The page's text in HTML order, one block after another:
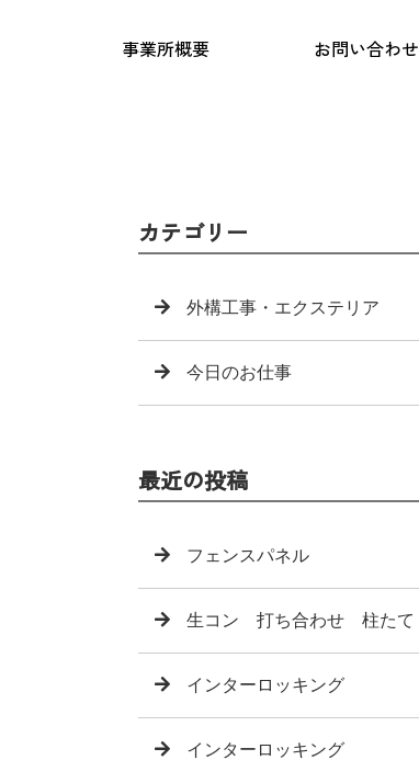
事業所概要 お問い合わせ
カテゴリー
外構工事・エクステリア
今日のお仕事
最近の投稿
フェンスパネル
生コン 打ち合わせ 柱たて
インターロッキング
インターロッキング